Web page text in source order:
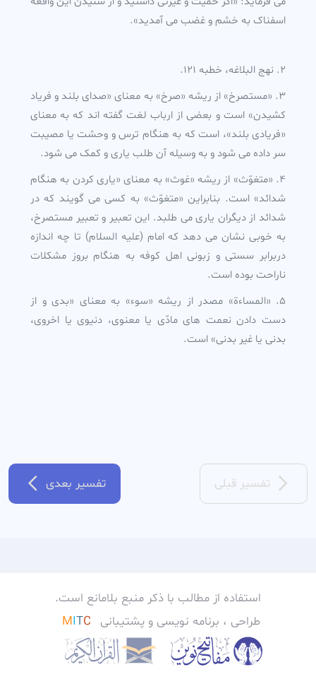
اسفناک به خشم و غضب مى آمديد».
نهج البلاغه، خطبه 121.
«مستصرخ» از ريشه «صرخ» به معناى «صداى بلند و فرياد
کشيدن» است و بعضى از ارباب لغت گفته اند که به معناى
«فريادى بلند»، است که به هنگام ترس و وحشت يا مصيبت
سر داده مى شود و به وسيله آن طلب يارى و کمک مى شود.
«متغوّث» از ريشه «غوث» به معناى «يارى کردن به هنگام
شدائد» است. بنابراين «متغوّث» به کسى مى گويند که در
شدائد از ديگران يارى مى طلبد. اين تعبير و تعبير مستصرخ،
به خوبى نشان مى دهد که امام (عليه السلام) تا چه اندازه
دربرابر سستى و زبونى اهل کوفه به هنگام بروز مشکلات
ناراحت بوده است.
«المساءة» مصدر از ريشه «سوء» به معناى «بدى و از
دست دادن نعمت هاى مادّى يا معنوى، دنيوى يا اخروى،
بدنى يا غير بدنى» است.
تفسیر قبلی تفسیر بعدی
استفاده از مطالب با ذکر منبع بلامانع است.
طراحی ، برنامه نویسی و پشتیبانی
MITC